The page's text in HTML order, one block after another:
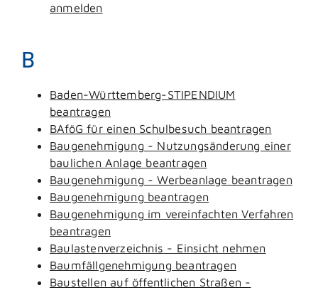
anmelden
B
Baden-Württemberg-STIPENDIUM
beantragen
BAföG für einen Schulbesuch beantragen
Baugenehmigung - Nutzungsänderung einer
baulichen Anlage beantragen
Baugenehmigung - Werbeanlage beantragen
Baugenehmigung beantragen
Baugenehmigung im vereinfachten Verfahren
beantragen
Baulastenverzeichnis - Einsicht nehmen
Baumfällgenehmigung beantragen
Baustellen auf öffentlichen Straßen -